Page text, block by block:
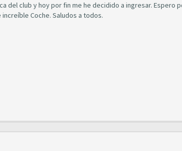
del club y hoy por fin me he decidido a ingresar.
Coche. Saludos a todos.